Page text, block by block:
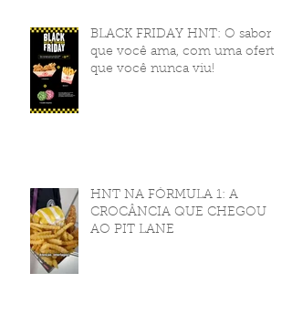
BLACK FRIDAY HNT: O sabor
que você ama, com uma oferta
que você nunca viu!
HNT NA FÓRMULA 1: A
CROCÂNCIA QUE CHEGOU
AO PIT LANE